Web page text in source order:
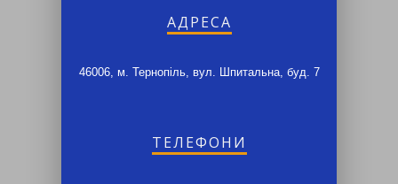
АДРЕСА
46006, м. Тернопіль, вул. Шпитальна, буд. 7
ТЕЛЕФОНИ